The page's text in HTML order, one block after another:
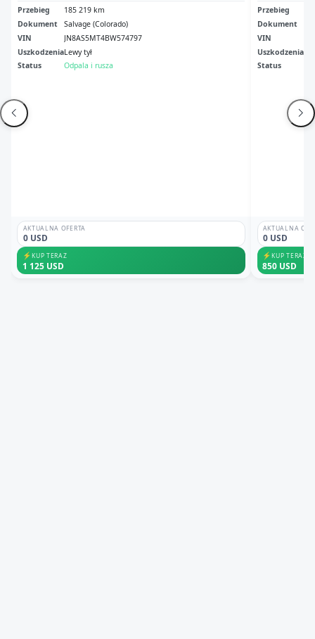
Przebieg
185 219 km
Dokument
Salvage (Colorado)
VIN
JN8AS5MT4BW574797
UszkodzeniaLewy tył
Status
Odpala i rusza
AKTUALNA OFERTA
0 USD
⚡KUP TERAZ
1 125 USD
Przebieg
Dokument
VIN
Uszkodzenia
Status
AKTUALNA
0 USD
⚡KUP TERAZ
850 USD